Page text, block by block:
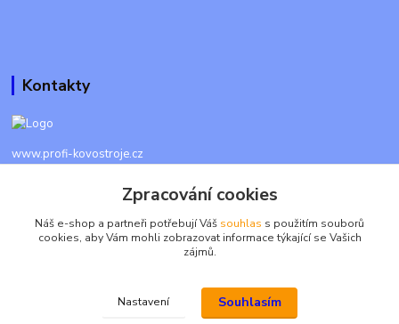
Kontakty
www.profi-kovostroje.cz
+420 605 017 866
Každý den 8 - 20 hod - SMS kdykoliv
Zpracování cookies
Náš e-shop a partneři potřebují Váš souhlas s použitím souborů
cookies, aby Vám mohli zobrazovat informace týkající se Vašich
zájmů.
Nastavení Souhlasím